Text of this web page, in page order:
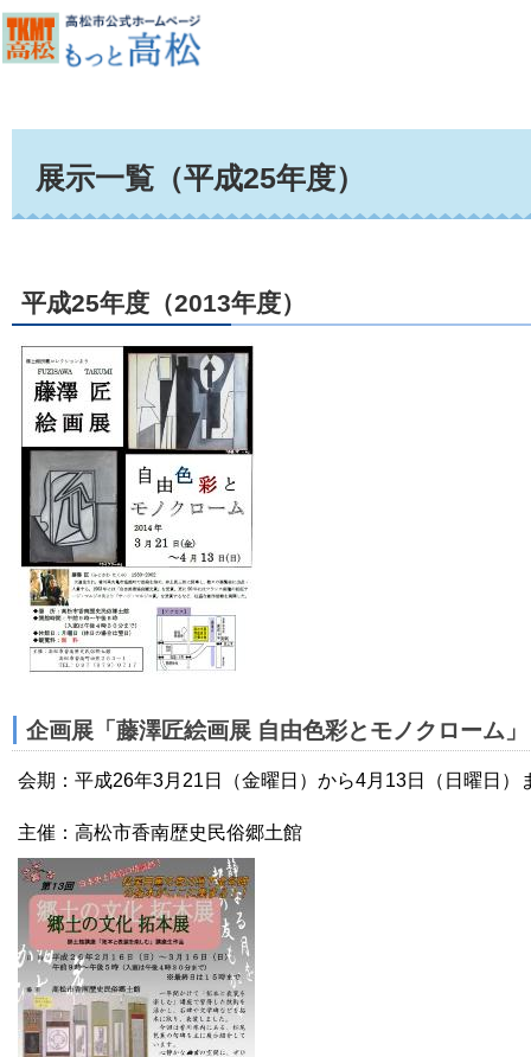
展示一覧（平成25年度）
平成25年度（2013年度）
企画展「藤澤匠絵画展 自由色彩とモノクローム」
会期：平成26年3月21日（金曜日）から4月13日（日曜日）
主催：高松市香南歴史民俗郷土館